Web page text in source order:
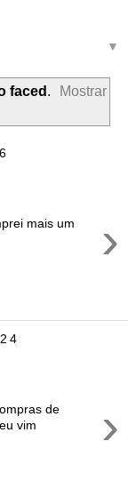
▼
faced .
Mostrar
›
mais um
›
de
vim